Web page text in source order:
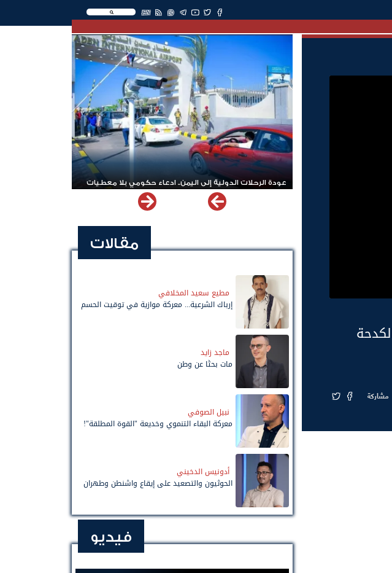
EN
مشاركة
عودة الرحلات الدولية إلى اليمن.. ادعاء حكومي بلا معطيات
مقالات
مطيع سعيد المخلافي
إرباك الشرعية... معركة موازية في توقيت الحسم
ماجد زايد
مات بحثًا عن وطن
نبيل الصوفي
معركة البقاء التنموي وخديعة "القوة المطلقة"!
أدونيس الدخيني
الحوثيون والتصعيد على إيقاع واشنطن وطهران
فيديو